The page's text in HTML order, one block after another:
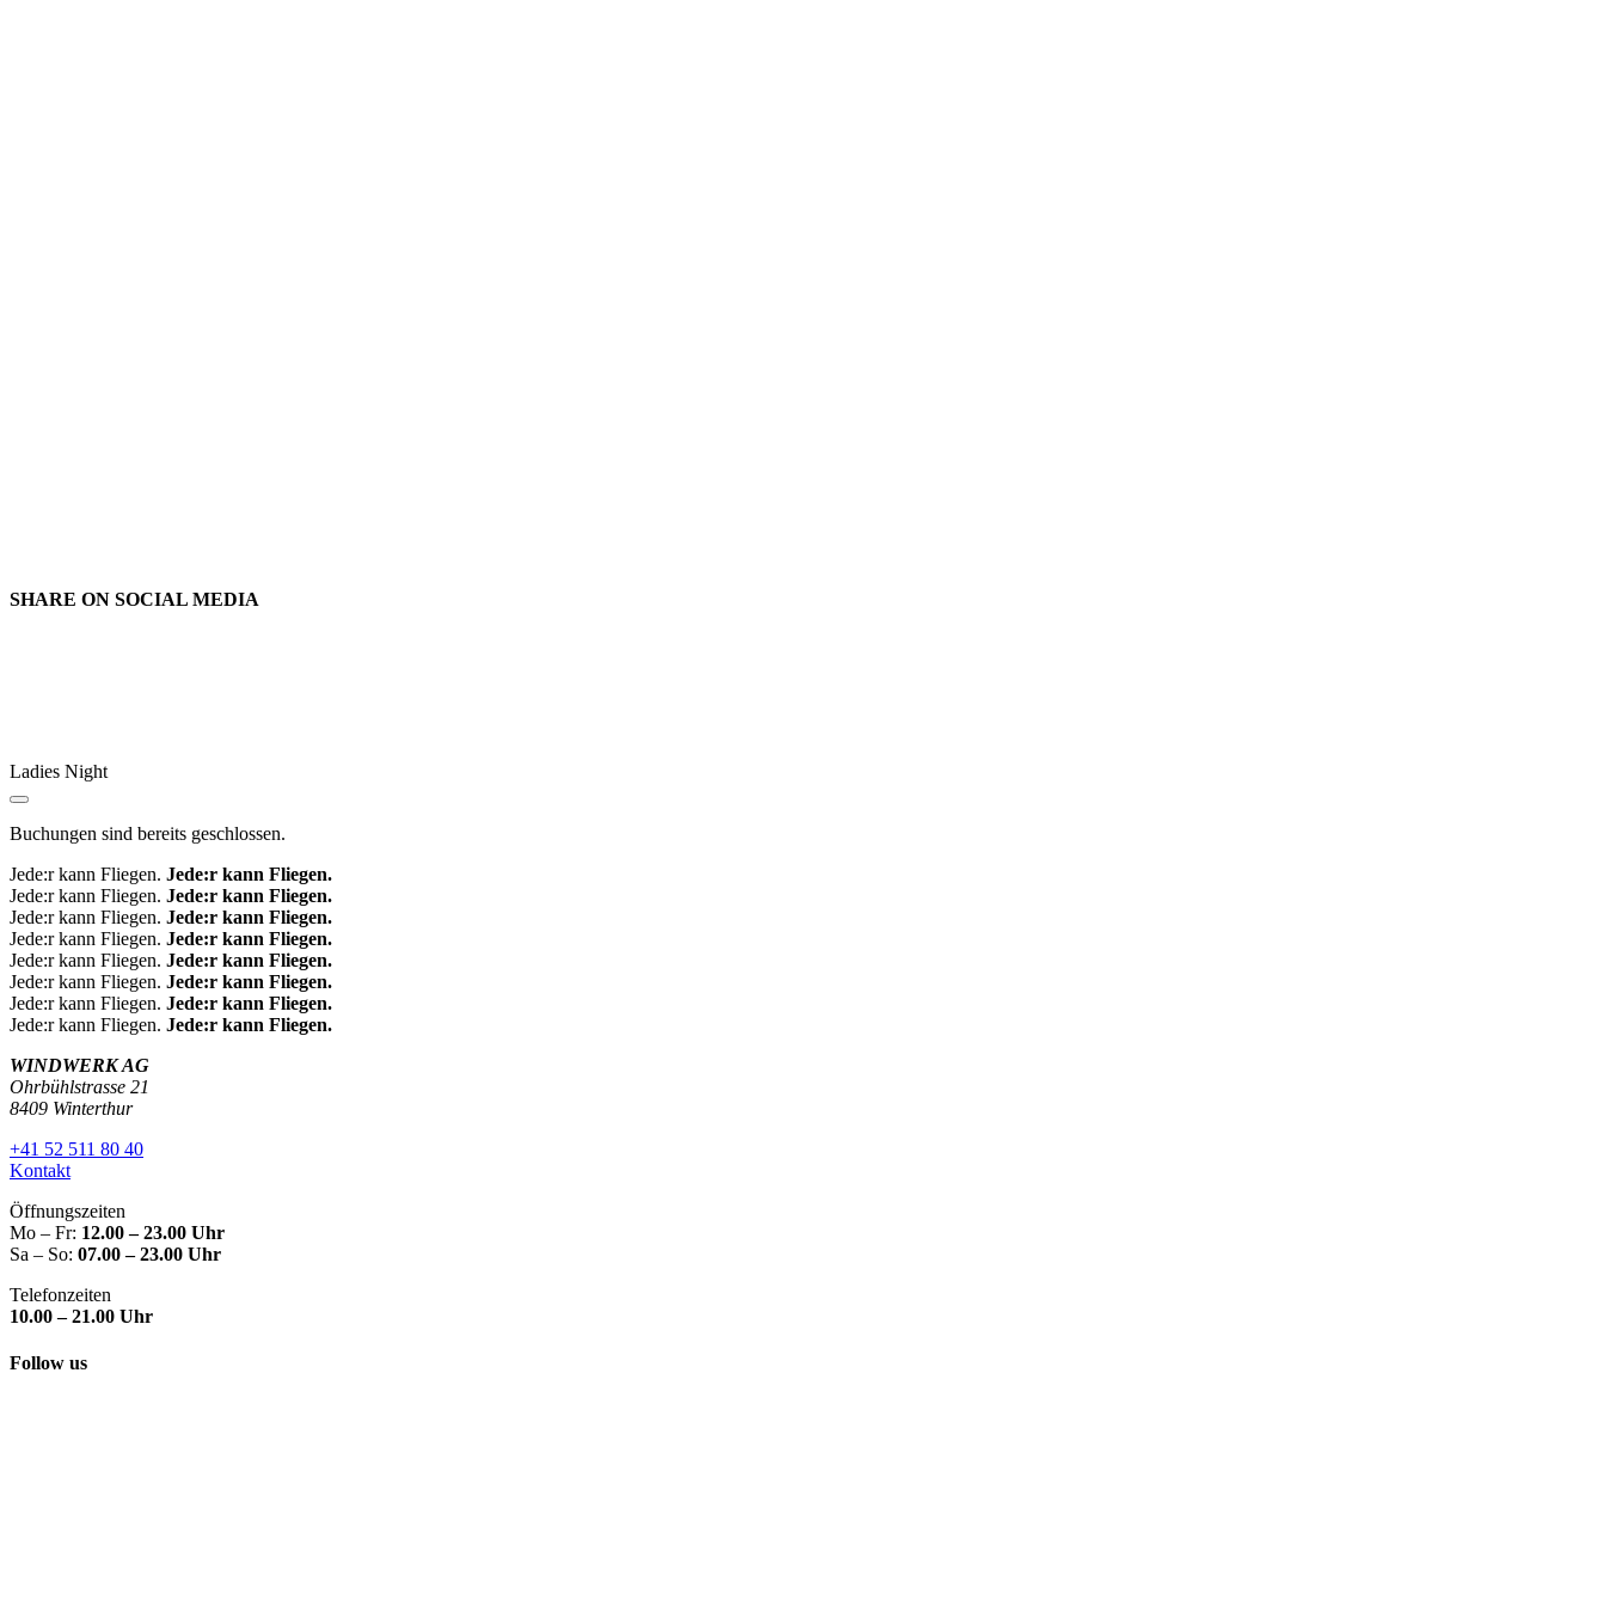
SHARE ON SOCIAL MEDIA
Ladies Night
Buchungen sind bereits geschlossen.
Jede:r kann Fliegen. Jede:r kann Fliegen.
Jede:r kann Fliegen. Jede:r kann Fliegen.
Jede:r kann Fliegen. Jede:r kann Fliegen.
Jede:r kann Fliegen. Jede:r kann Fliegen.
Jede:r kann Fliegen. Jede:r kann Fliegen.
Jede:r kann Fliegen. Jede:r kann Fliegen.
Jede:r kann Fliegen. Jede:r kann Fliegen.
Jede:r kann Fliegen. Jede:r kann Fliegen.
WINDWERK AG
Ohrbühlstrasse 21
8409 Winterthur
+41 52 511 80 40
Kontakt
Öffnungszeiten
Mo – Fr: 12.00 – 23.00 Uhr
Sa – So: 07.00 – 23.00 Uhr
Telefonzeiten
10.00 – 21.00 Uhr
Follow us